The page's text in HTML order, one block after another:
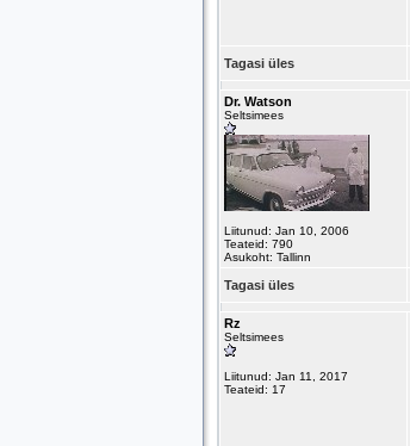
Tagasi üles
Dr. Watson
Seltsimees
Liitunud: Jan 10, 2006
Teateid: 790
Asukoht: Tallinn
Tagasi üles
Rz
Seltsimees
Liitunud: Jan 11, 2017
Teateid: 17